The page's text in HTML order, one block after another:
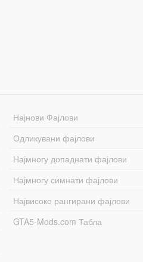
Најнови Фајлови
Одликувани фајлови
Најмногу допаднати фајлови
Најмногу симнати фајлови
Највисоко рангирани фајлови
GTA5-Mods.com Табла